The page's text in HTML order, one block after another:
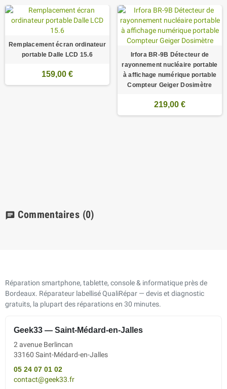
Remplacement écran ordinateur
portable Dalle LCD 15.6
159,00 €
Irfora BR-9B Détecteur de
rayonnement nucléaire portable
à affichage numérique portable
Compteur Geiger Dosimètre
219,00 €
chat Commentaires (0)
Réparation smartphone, tablette, console & informatique près de
Bordeaux. Réparateur labellisé QualiRépar — devis et diagnostic
gratuits, la plupart des réparations en 30 minutes.
Geek33 — Saint-Médard-en-Jalles
2 avenue Berlincan
33160 Saint-Médard-en-Jalles
05 24 07 01 02
contact@geek33.fr